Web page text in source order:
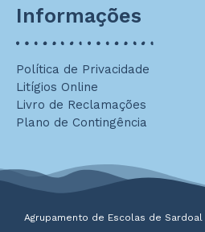
Informações
Política de Privacidade
Litígios Online
Livro de Reclamações
Plano de Contingência
Agrupamento de Escolas de